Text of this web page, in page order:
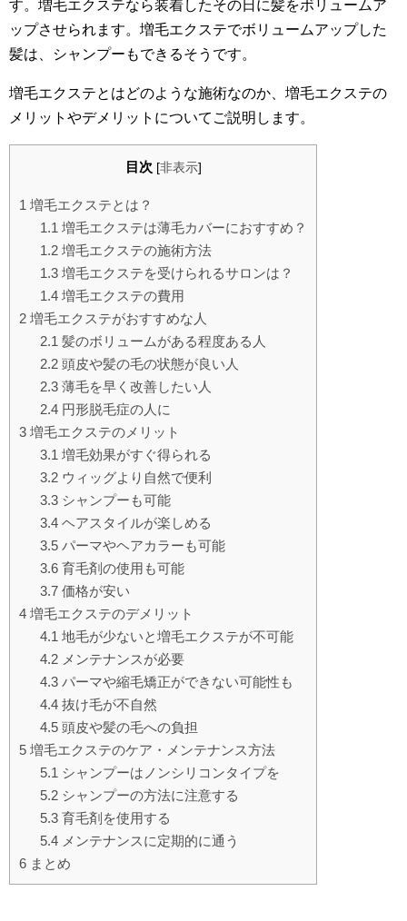
す。増毛エクステなら装着したその日に髪をボリュームア
ップさせられます。増毛エクステでボリュームアップした
髪は、シャンプーもできるそうです。
増毛エクステとはどのような施術なのか、増毛エクステの
メリットやデメリットについてご説明します。
目次 [非表示]
1 増毛エクステとは？
1.1 増毛エクステは薄毛カバーにおすすめ？
1.2増毛エクステの施術方法
1.3増毛エクステを受けられるサロンは？
1.4増毛エクステの費用
2 増毛エクステがおすすめな人
2.1 髪のボリュームがある程度ある人
2.2頭皮や髪の毛の状態が良い人
2.3薄毛を早く改善したい人
2.4円形脱毛症の人に
3 増毛エクステのメリット
3.1 増毛効果がすぐ得られる
3.2ウィッグより自然で便利
3.3シャンプーも可能
3.4ヘアスタイルが楽しめる
3.5パーマやヘアカラーも可能
3.6育毛剤の使用も可能
3.7価格が安い
4 増毛エクステのデメリット
4.1 地毛が少ないと増毛エクステが不可能
4.2メンテナンスが必要
4.3パーマや縮毛矯正ができない可能性も
4.4抜け毛が不自然
4.5頭皮や髪の毛への負担
5 増毛エクステのケア・メンテナンス方法
5.1 シャンプーはノンシリコンタイプを
5.2シャンプーの方法に注意する
5.3育毛剤を使用する
5.4メンテナンスに定期的に通う
6 まとめ